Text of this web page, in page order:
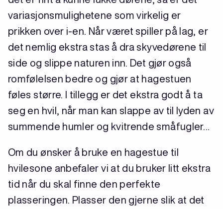
variasjonsmulighetene som virkelig er
prikken over i-en. Når været spiller på lag, er
det nemlig ekstra stas å dra skyvedørene til
side og slippe naturen inn. Det gjør også
romfølelsen bedre og gjør at hagestuen
føles større. I tillegg er det ekstra godt å ta
seg en hvil, når man kan slappe av til lyden av
summende humler og kvitrende småfugler…
Om du ønsker å bruke en hagestue til
hvilesone anbefaler vi at du bruker litt ekstra
tid når du skal finne den perfekte
plasseringen. Plasser den gjerne slik at det